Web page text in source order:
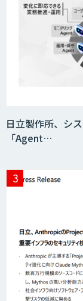
日立製作所、シ
「Agent…